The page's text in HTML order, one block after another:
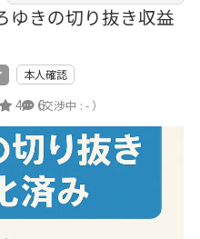
ゆきの切り抜き収益
本人確認
4 6
（交渉中 : - ）